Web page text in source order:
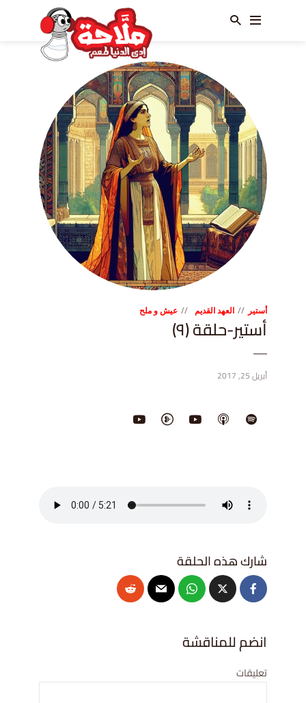
أستير العهد القديم عيش و ملح
أستير-حلقة (٩)
أبريل 25, 2017
انضم للمناقشة
تعليقات